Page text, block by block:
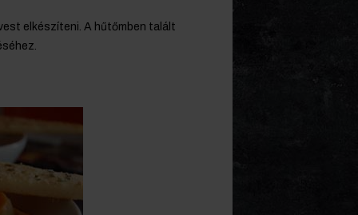
elkészíteni. A hűtőmben talált